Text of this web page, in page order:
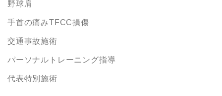
野球肩
手首の痛みTFCC損傷
交通事故施術
パーソナルトレーニング指導
代表特別施術